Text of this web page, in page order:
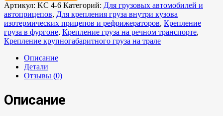
Артикул: KC 4-6 Категорий: Для грузовых автомобилей и
автоприцепов, Для крепления груза внутри кузова
изотермических прицепов и рефрижераторов, Крепление
груза в фургоне, Крепление груза на речном транспорте,
Крепление крупногабаритного груза на трале
Описание
Детали
Отзывы (0)
Описание